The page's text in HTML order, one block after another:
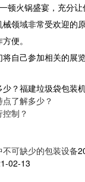
顿火锅盛宴，充分
领域非常受欢迎的原
便。
自己参加相关的
？福建垃圾袋包
了解多少？
制？
可缺少的包装设备
02-13